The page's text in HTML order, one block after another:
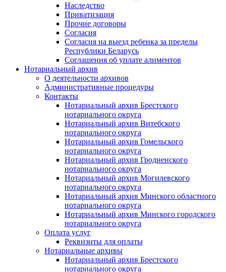
Наследство
Приватизация
Прочие договоры
Согласия
Согласия на выезд ребенка за пределы
Республики Беларусь
Соглашения об уплате алиментов
Нотариальный архив
О деятельности архивов
Административные процедуры
Контакты
Нотариальный архив Брестского
нотариального округа
Нотариальный архив Витебского
нотариального округа
Нотариальный архив Гомельского
нотариального округа
Нотариальный архив Гродненского
нотариального округа
Нотариальный архив Могилевского
нотариального округа
Нотариальный архив Минского областного
нотариального округа
Нотариальный архив Минского городского
нотариального округа
Оплата услуг
Реквизиты для оплаты
Нотариальные архивы
Нотариальный архив Брестского
нотариального округа